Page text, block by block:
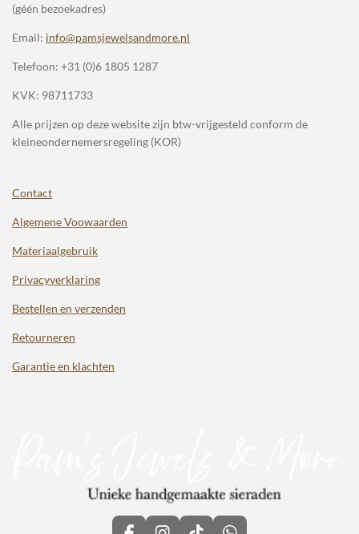
(géén bezoekadres)
Email: info@pamsjewelsandmore.nl
Telefoon: +31 (0)6 1805 1287
KVK: 98711733
Alle prijzen op deze website zijn btw-vrijgesteld conform de
kleineondernemersregeling (KOR)
Contact
Algemene Voowaarden
Materiaalgebruik
Privacyverklaring
Bestellen en verzenden
Retourneren
Garantie en klachten